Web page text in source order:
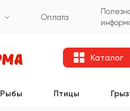
Оплата
Каталог
Рыбы Птицы